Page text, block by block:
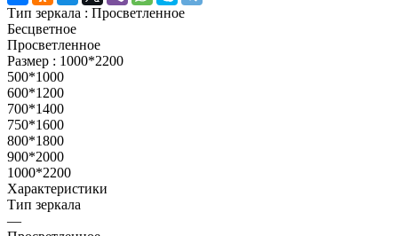
Тип зеркала : Просветленное
Бесцветное
Просветленное
Размер : 1000*2200
500*1000
600*1200
700*1400
750*1600
800*1800
900*2000
1000*2200
Характеристики
Тип зеркала
—